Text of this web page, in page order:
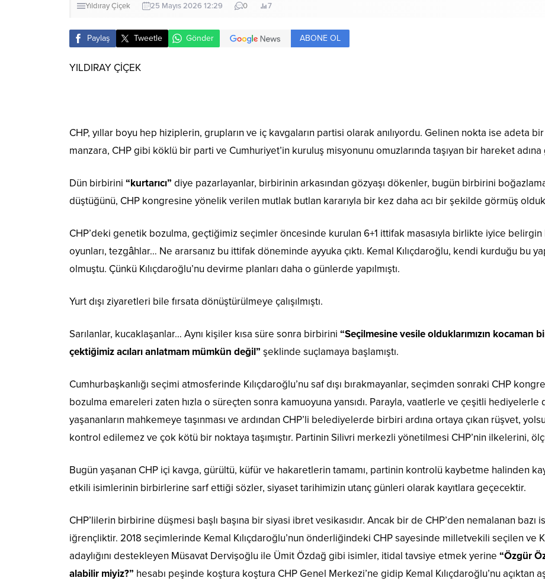
Yıldıray Çiçek 25 Mayıs 2026 12:29 0 7
Paylaş Tweetle Gönder ABONE OL
YILDIRAY ÇİÇEK
CHP, yıllar boyu hep hiziplerin, grupların ve iç kavgaların partisi olarak anılıyordu. Gelinen nokta ise adeta
manzara, CHP gibi köklü bir parti ve Cumhuriyet’in kuruluş misyonunu omuzlarında taşıyan bir hareket
Dün birbirini “kurtarıcı” diye pazarlayanlar, birbirinin arkasından gözyaşı dökenler, bugün birbirini
düştüğünü, CHP kongresine yönelik verilen mutlak butlan kararıyla bir kez daha acı bir şekilde görmüş
CHP’deki genetik bozulma, geçtiğimiz seçimler öncesinde kurulan 6+1 ittifak masasıyla birlikte iyice
oyunları, tezgâhlar… Ne ararsanız bu ittifak döneminde ayyuka çıktı. Kemal Kılıçdaroğlu, kendi kurduğu bu
olmuştu. Çünkü Kılıçdaroğlu’nu devirme planları daha o günlerde yapılmıştı.
Yurt dışı ziyaretleri bile fırsata dönüştürülmeye çalışılmıştı.
Sarılanlar, kucaklaşanlar… Aynı kişiler kısa süre sonra birbirini “Seçilmesine vesile olduklarımızın kocaman
çektiğimiz acıları anlatmam mümkün değil” şeklinde suçlamaya başlamıştı.
Cumhurbaşkanlığı seçimi atmosferinde Kılıçdaroğlu’nu saf dışı bırakmayanlar, seçimden sonraki CHP
bozulma emareleri zaten hızla o süreçten sonra kamuoyuna yansıdı. Parayla, vaatlerle ve çeşitli
yaşananların mahkemeye taşınması ve ardından CHP’li belediyelerde birbiri ardına ortaya çıkan rüşvet,
kontrol edilemez ve çok kötü bir noktaya taşımıştır. Partinin Silivri merkezli yönetilmesi CHP’nin ilkelerini,
Bugün yaşanan CHP içi kavga, gürültü, küfür ve hakaretlerin tamamı, partinin kontrolü kaybetme halinden
etkili isimlerinin birbirlerine sarf ettiği sözler, siyaset tarihimizin utanç günleri olarak kayıtlara geçecektir.
CHP’lilerin birbirine düşmesi başlı başına bir siyasi ibret vesikasıdır. Ancak bir de CHP’den nemalanan
iğrençliktir. 2018 seçimlerinde Kemal Kılıçdaroğlu’nun önderliğindeki CHP sayesinde milletvekili seçilen ve
adaylığını destekleyen Müsavat Dervişoğlu ile Ümit Özdağ gibi isimler, itidal tavsiye etmek yerine “Özgür
alabilir miyiz?” hesabı peşinde koştura koştura CHP Genel Merkezi’ne gidip Kemal Kılıçdaroğlu’nu açıktan